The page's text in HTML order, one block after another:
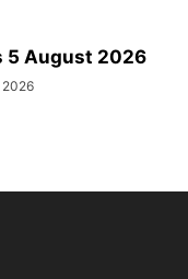
5 August 2026
2026